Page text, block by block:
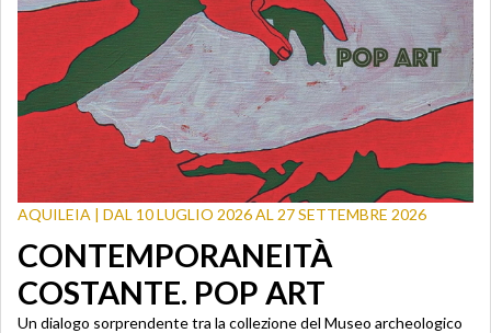
AQUILEIA | DAL 10 LUGLIO 2026 AL 27 SETTEMBRE 2026
CONTEMPORANEITÀ
COSTANTE. POP ART
Un dialogo sorprendente tra la collezione del Museo archeologico